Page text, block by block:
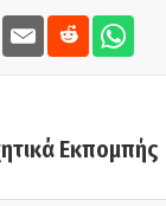
Εκπομπής